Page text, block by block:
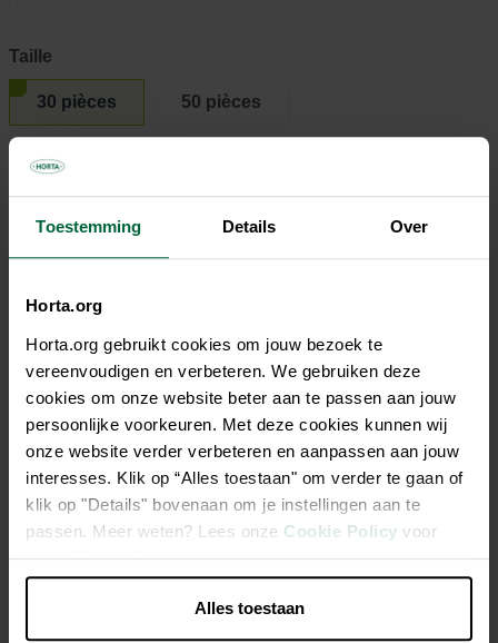
Toestemming Details Over
Horta.org
Horta.org gebruikt cookies om jouw bezoek te
vereenvoudigen en verbeteren. We gebruiken deze
cookies om onze website beter aan te passen aan jouw
persoonlijke voorkeuren. Met deze cookies kunnen wij
onze website verder verbeteren en aanpassen aan jouw
interesses. Klik op “Alles toestaan" om verder te gaan of
klik op "Details" bovenaan om je instellingen aan te
passen. Meer weten? Lees onze Cookie Policy voor
meer informatie.
Alles toestaan
Taille
30 pièces 50 pièces
10,95 €
Description
Avec ces tapis super absorbants, vous pouvez apprendre
parfaitement à votre chiot où il doit faire ses besoins. Ils sont
également très pratiques pour un chien plus âgé, par
exemple malade ou souffrant d’incontinence. Les tapis sont
composés de cinq couches, sont étanches, sèchent
rapidement et n’émettent aucune odeur. Ces tapis aident
votre chien à devenir rapidement propre.